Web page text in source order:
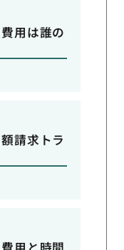
用は誰の
請求トラ